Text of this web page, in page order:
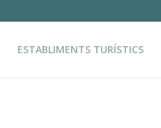
ESTABLIMENTS TURÍSTICS